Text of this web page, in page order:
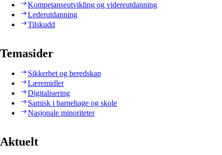
Kompetanseutvikling og videreutdanning
Lederutdanning
Tilskudd
Temasider
Sikkerhet og beredskap
Læremidler
Digitalisering
Samisk i barnehage og skole
Nasjonale minoriteter
Aktuelt